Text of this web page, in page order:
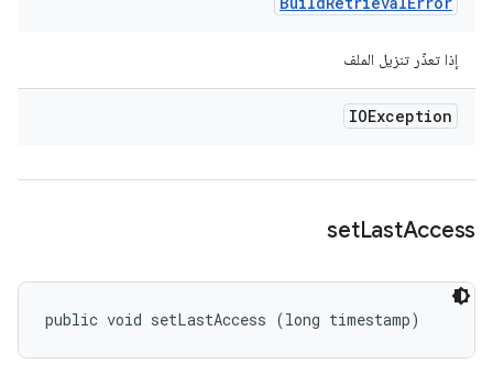
إذا تعذّر تنزيل الملف
IOException
setLastAccess
public void setLastAccess (long timestamp)